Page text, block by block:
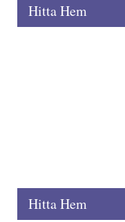
Hitta Hem
Hitta Hem